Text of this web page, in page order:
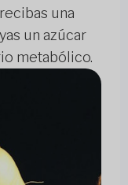
una
un azúcar
metabólico.